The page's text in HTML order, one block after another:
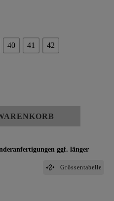
40 41 42
ggf. länger
Grössentabelle